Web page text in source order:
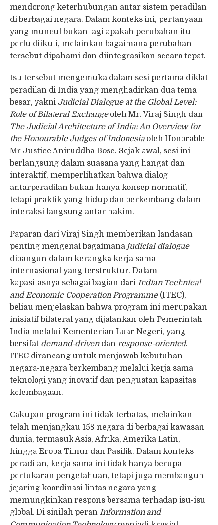
mendorong keterhubungan antar sistem peradilan
di berbagai negara. Dalam konteks ini, pertanyaan
yang muncul bukan lagi apakah perubahan itu
perlu diikuti, melainkan bagaimana perubahan
tersebut dipahami dan diintegrasikan secara tepat.
Isu tersebut mengemuka dalam sesi pertama diklat
peradilan di India yang menghadirkan dua tema
besar, yakni Judicial Dialogue at the Global Level:
Role of Bilateral Exchangeoleh Mr. Viraj Singh dan
The Judicial Architecture of India: An Overview for
the Honourable Judges of Indonesia oleh Honorable
Mr Justice Aniruddha Bose. Sejak awal, sesi ini
berlangsung dalam suasana yang hangat dan
interaktif, memperlihatkan bahwa dialog
antarperadilan bukan hanya konsep normatif,
tetapi praktik yang hidup dan berkembang dalam
interaksi langsung antar hakim.
Paparan dari Viraj Singh memberikan landasan
penting mengenai bagaimana judicial dialogue
dibangun dalam kerangka kerja sama
internasional yang terstruktur. Dalam
kapasitasnya sebagai bagian dari Indian Technical
and Economic Cooperation Programme(ITEC),
beliau menjelaskan bahwa program ini merupakan
inisiatif bilateral yang dijalankan oleh Pemerintah
India melalui Kementerian Luar Negeri, yang
bersifat demand-drivendan response-oriented.
ITEC dirancang untuk menjawab kebutuhan
negara-negara berkembang melalui kerja sama
teknologi yang inovatif dan penguatan kapasitas
kelembagaan.
Cakupan program ini tidak terbatas, melainkan
telah menjangkau 158 negara di berbagai kawasan
dunia, termasuk Asia, Afrika, Amerika Latin,
hingga Eropa Timur dan Pasifik. Dalam konteks
peradilan, kerja sama ini tidak hanya berupa
pertukaran pengetahuan, tetapi juga membangun
jejaring koordinasi lintas negara yang
memungkinkan respons bersama terhadap isu-isu
global. Di sinilah peran Information and